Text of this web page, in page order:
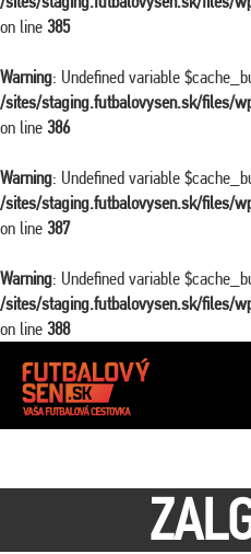
on line 385
Warning: Undefined variable
/sites/staging.futbalovysen.sk/files/
on line 386
Warning: Undefined variable
/sites/staging.futbalovysen.sk/files/
on line 387
Warning: Undefined variable
/sites/staging.futbalovysen.sk/files/
on line 388